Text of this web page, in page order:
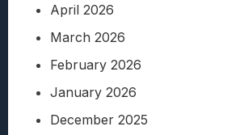
April 2026
March 2026
February 2026
January 2026
December 2025